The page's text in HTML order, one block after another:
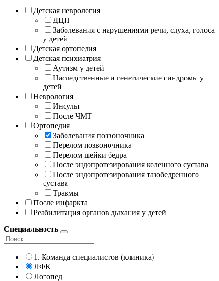
Детская неврология
ДЦП
Заболевания с нарушениями речи, слуха, голоса
у детей
Детская ортопедия
Детская психиатрия
Аутизм у детей
Наследственные и генетические синдромы у
детей
Неврология
Инсульт
После ЧМТ
Ортопедия
Заболевания позвоночника
Перелом позвоночника
Перелом шейки бедра
После эндопротезирования коленного сустава
После эндопротезирования тазобедренного
сустава
Травмы
После инфаркта
Реабилитация органов дыхания у детей
Специальность
1. Команда специалистов (клиника)
ЛФК
Логопед